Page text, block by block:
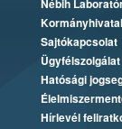
Nébih
Sajtókapcsolat
Ügyfélszolgálat
Hatósági
Hírlevél